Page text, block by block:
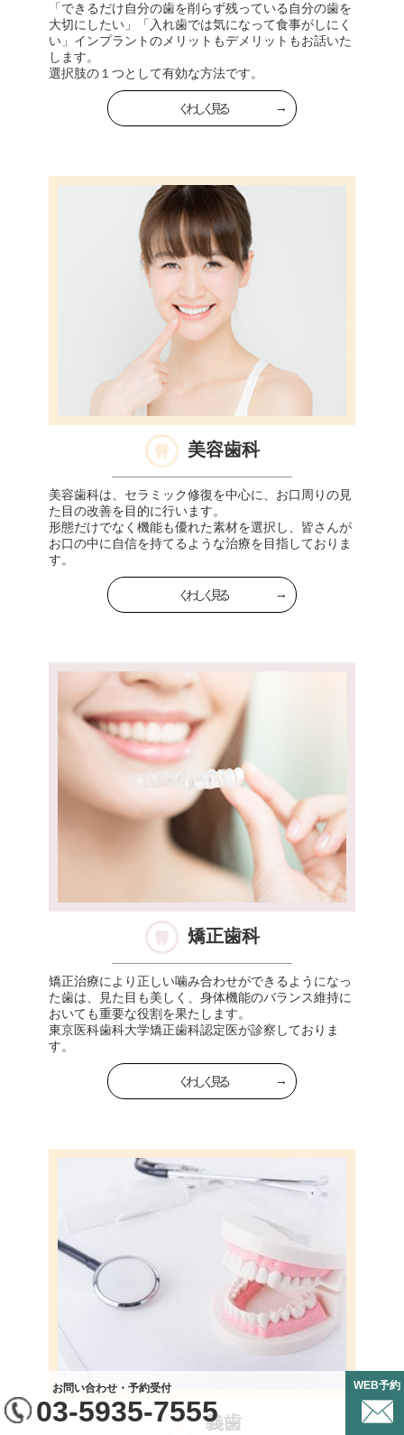
お問い合わせ・予約受付
03-5935-7555
WEB予約
「できるだけ自分の歯を削らず残っている自分の歯を
大切にしたい」「入れ歯では気になって食事がしにく
い」インプラントのメリットもデメリットもお話いた
します。
選択肢の１つとして有効な方法です。
くわしく見る
美容歯科
美容歯科は、セラミック修復を中心に、お口周りの見
た目の改善を目的に行います。
形態だけでなく機能も優れた素材を選択し、皆さんが
お口の中に自信を持てるような治療を目指しておりま
す。
くわしく見る
矯正歯科
矯正治療により正しい噛み合わせができるようになっ
た歯は、見た目も美しく、身体機能のバランス維持に
おいても重要な役割を果たします。
東京医科歯科大学矯正歯科認定医が診察しておりま
す。
くわしく見る
義歯